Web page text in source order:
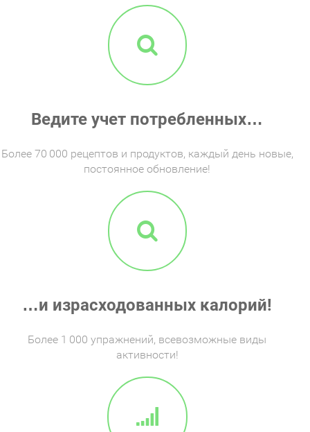
Ведите учет потребленных…
Более 70 000 рецептов и продуктов, каждый день новые,
постоянное обновление!
…и израсходованных калорий!
Более 1 000 упражнений, всевозможные виды
активности!